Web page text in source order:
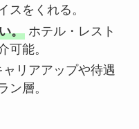
スをくれる。
。ホテル・レスト
可能。
ャリアアップや待遇
ン層。